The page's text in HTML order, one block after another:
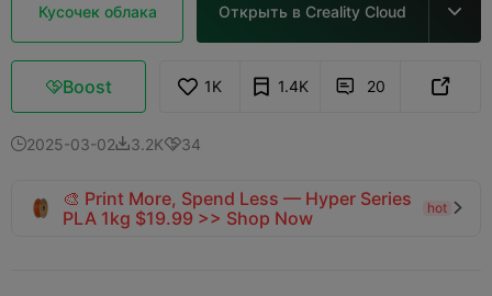
Кусочек облака Открыть в Creality Cloud 
Boost 1K 1.4K  20 
2025-03-023.2K34
🎨 Print More, Spend Less — Hyper Series
PLA 1kg $19.99 >> Shop Now
hot 